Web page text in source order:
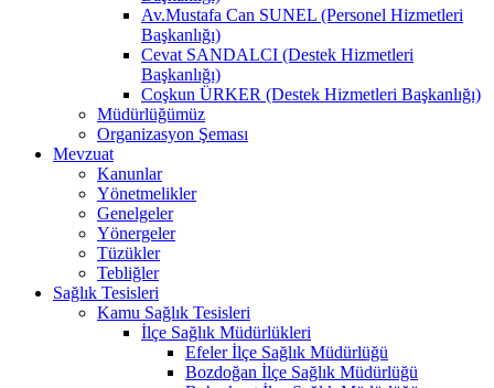
Av.Mustafa Can SUNEL (Personel Hizmetleri
Başkanlığı)
Cevat SANDALCI (Destek Hizmetleri
Başkanlığı)
Coşkun ÜRKER (Destek Hizmetleri Başkanlığı)
Müdürlüğümüz
Organizasyon Şeması
Mevzuat
Kanunlar
Yönetmelikler
Genelgeler
Yönergeler
Tüzükler
Tebliğler
Sağlık Tesisleri
Kamu Sağlık Tesisleri
İlçe Sağlık Müdürlükleri
Efeler İlçe Sağlık Müdürlüğü
Bozdoğan İlçe Sağlık Müdürlüğü